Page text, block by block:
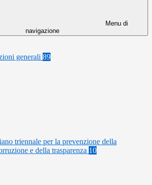
Menu di
navigazione
generali 89
triennale per la prevenzione della
e della trasparenza 10